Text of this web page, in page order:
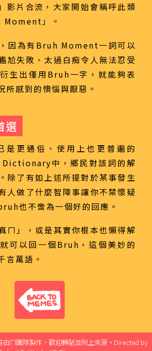
影片合流，大家開始會稱呼此類
Moment」。
因為有Bruh Moment一詞可以
尬失敗、太過白痴令人無法忍受
生出僅用Bruh一字，就能夠表
所感到的懊惱與厭惡。
選
是更通俗、使用上也更普遍的
中，鄉民對該詞的解
除了有如上述所提對於某事發生
人做了什麼智障事讓你不禁懷疑
也不啻為一個好的回應。
ㄇ」，或是其實你根本也懶得解
可以回一個Bruh，這個美妙的
言萬語。
ㄇ團隊製作，歡迎轉貼並附上來源。Directed by